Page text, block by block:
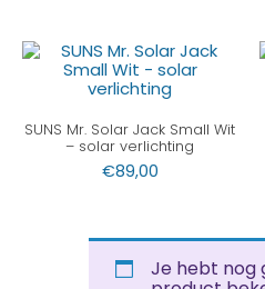
SUNS Mr. Solar Jack Small Wit
– solar verlichting
€89,00
Je hebt nog